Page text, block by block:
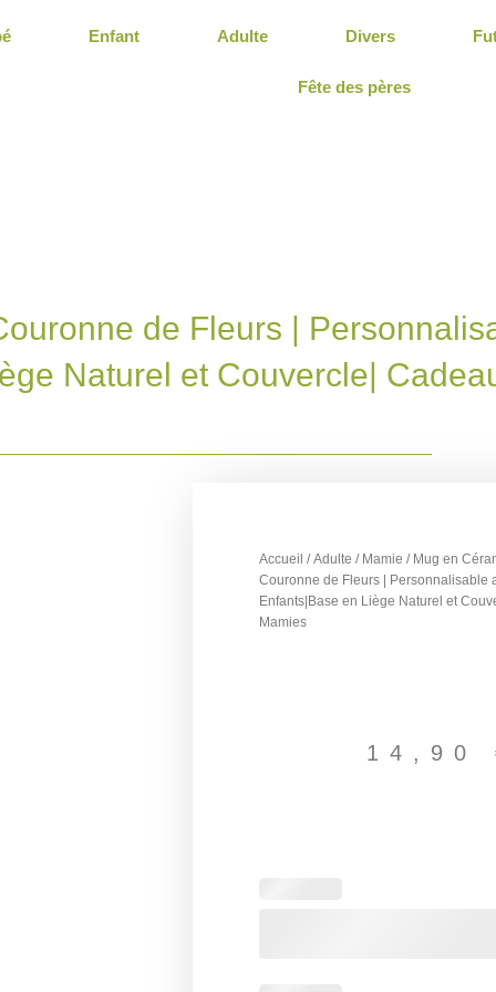
Enfant Adulte Divers
Fête des pères
de Fleurs |
Naturel et Couvercle|
Accueil /Adulte / Mamie / Mug en
Couronne de Fleurs | Personnalisable
Enfants|Base en Liège Naturel et
Mamies
14,90